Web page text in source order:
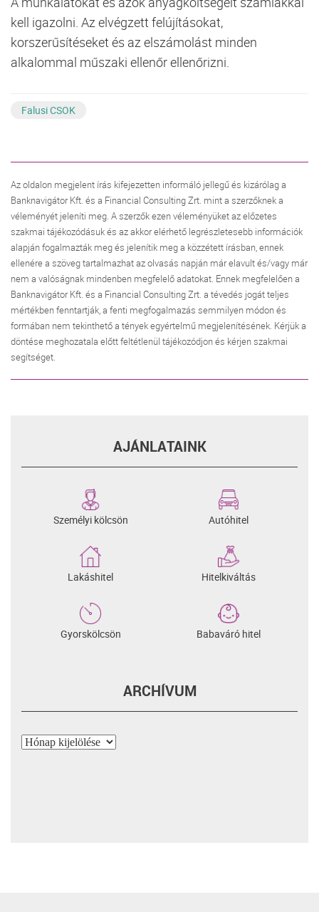
kell igazolni. Az elvégzett felújításokat,
korszerűsítéseket és az elszámolást minden
alkalommal műszaki ellenőr ellenőrizni.
Falusi CSOK
Az oldalon megjelent írás kifejezetten informáló jellegű és kizárólag a
Banknavigátor Kft. és a Financial Consulting Zrt. mint a szerzőknek a
véleményét jeleníti meg. A szerzők ezen véleményüket az előzetes
szakmai tájékozódásuk és az akkor elérhető legrészletesebb információk
alapján fogalmazták meg és jelenítik meg a közzétett írásban, ennek
ellenére a szöveg tartalmazhat az olvasás napján már elavult és/vagy már
nem a valóságnak mindenben megfelelő adatokat. Ennek megfelelően a
Banknavigátor Kft. és a Financial Consulting Zrt. a tévedés jogát teljes
mértékben fenntartják, a fenti megfogalmazás semmilyen módon és
formában nem tekinthető a tények egyértelmű megjelenítésének. Kérjük a
döntése meghozatala előtt feltétlenül tájékozódjon és kérjen szakmai
segítséget.
AJÁNLATAINK
Személyi kölcsön Autóhitel
Lakáshitel Hitelkiváltás
Gyorskölcsön Babaváró hitel
ARCHÍVUM
Archívum